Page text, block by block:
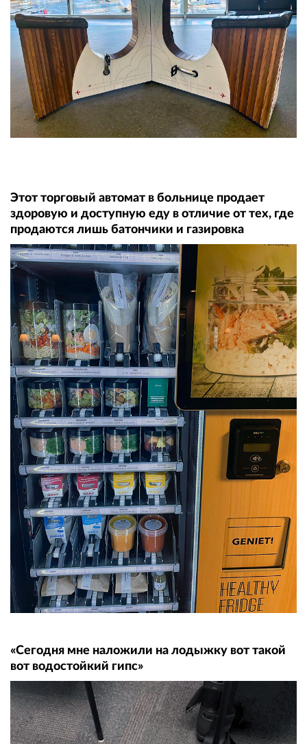
Этот торговый автомат в больнице продает
здоровую и доступную еду в отличие от тех, где
продаются лишь батончики и газировка
«Сегодня мне наложили на лодыжку вот такой
вот водостойкий гипс»